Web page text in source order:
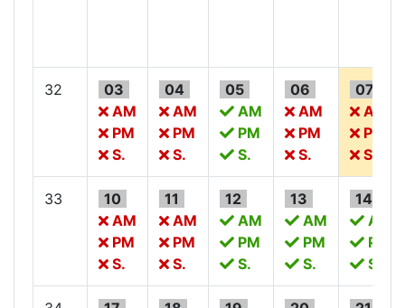
32
03
AM
PM
S.
04
AM
PM
S.
05
AM
PM
S.
06
AM
PM
S.
07
AM
PM
S.
33
10
AM
PM
S.
11
AM
PM
S.
12
AM
PM
S.
13
AM
PM
S.
14
AM
PM
S.